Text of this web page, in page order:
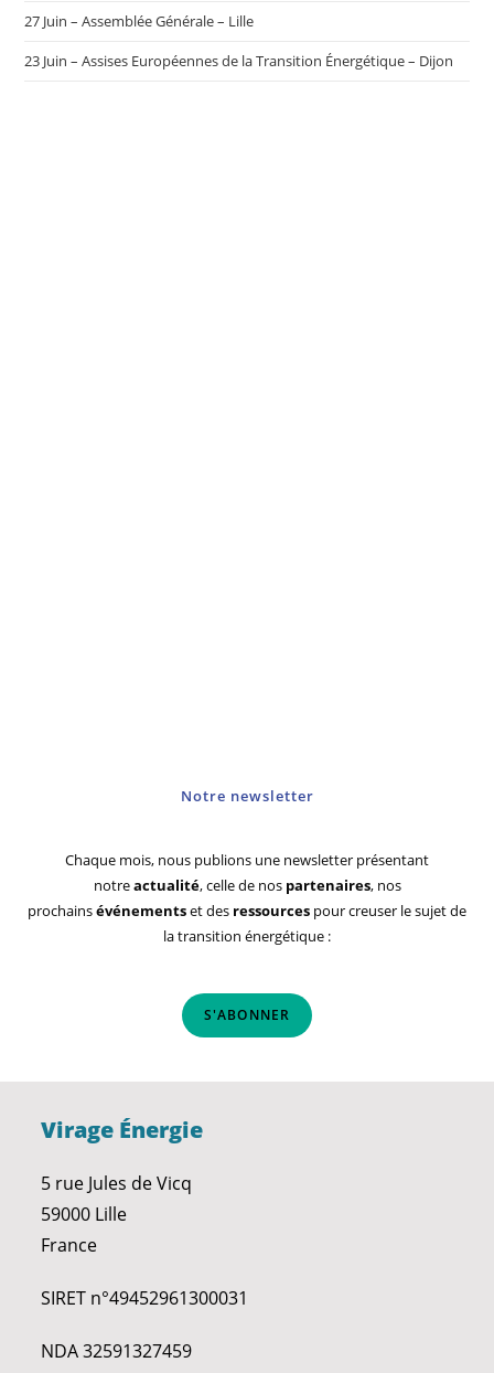
27 Juin – Assemblée Générale – Lille
23 Juin – Assises Européennes de la Transition Énergétique – Dijon
Notre newsletter
Chaque mois, nous publions une newsletter présentant
notreactualité, celle de nos partenaires, nos
prochainsévénementset des ressources pour creuser le sujet de
la transition énergétique :
S'ABONNER
Virage Énergie
5 rue Jules de Vicq
59000 Lille
France
SIRET n°49452961300031
NDA 32591327459